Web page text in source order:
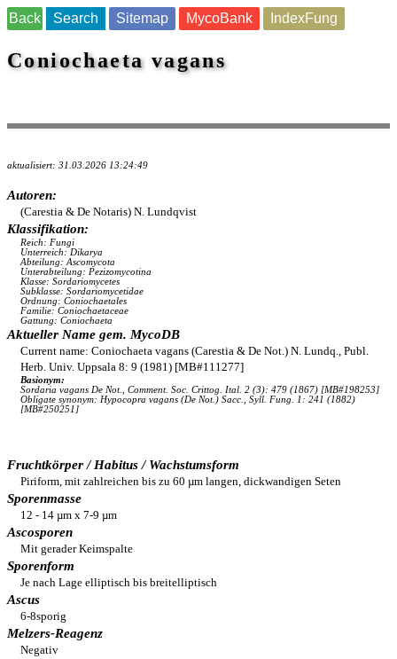
Back Search Sitemap MycoBank IndexFung
Coniochaeta vagans
aktualisiert: 31.03.2026 13:24:49
Autoren:
(Carestia & De Notaris) N. Lundqvist
Klassifikation:
Reich: Fungi
Unterreich: Dikarya
Abteilung: Ascomycota
Unterabteilung: Pezizomycotina
Klasse: Sordariomycetes
Subklasse: Sordariomycetidae
Ordnung: Coniochaetales
Familie: Coniochaetaceae
Gattung: Coniochaeta
Aktueller Name gem. MycoDB
Current name: Coniochaeta vagans (Carestia & De Not.) N. Lundq., Publ.
Herb. Univ. Uppsala 8: 9 (1981) [MB#111277]
Basionym:
Sordaria vagans De Not., Comment. Soc. Crittog. Ital. 2 (3): 479 (1867) [MB#198253]
Obligate synonym: Hypocopra vagans (De Not.) Sacc., Syll. Fung. 1: 241 (1882)
[MB#250251]
Fruchtkörper / Habitus / Wachstumsform
Piriform, mit zahlreichen bis zu 60 µm langen, dickwandigen Seten
Sporenmasse
12 - 14 µm x 7-9 µm
Ascosporen
Mit gerader Keimspalte
Sporenform
Je nach Lage elliptisch bis breitelliptisch
Ascus
6-8sporig
Melzers-Reagenz
Negativ